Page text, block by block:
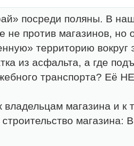
посреди поляны. В
не против магазинов, но
территорию вокруг
из асфальта, а где
транспорта? Её
владельцам магазина и к
магазина: